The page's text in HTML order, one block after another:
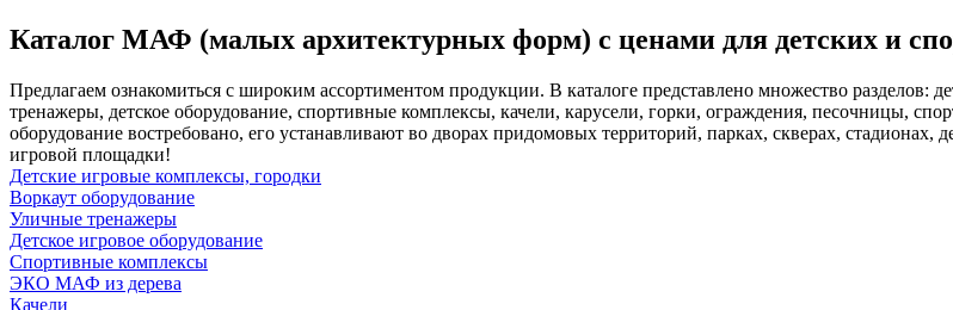
Каталог МАФ (малых архитектурных форм) с ценами для детских и
Предлагаем ознакомиться с широким ассортиментом продукции. В каталоге представлено множество разделов:
тренажеры, детское оборудование, спортивные комплексы, качели, карусели, горки, ограждения, песочницы,
оборудование востребовано, его устанавливают во дворах придомовых территорий, парках, скверах, стадионах,
игровой площадки!
Детские игровые комплексы, городки
Воркаут оборудование
Уличные тренажеры
Детское игровое оборудование
Спортивные комплексы
ЭКО МАФ из дерева
Качели